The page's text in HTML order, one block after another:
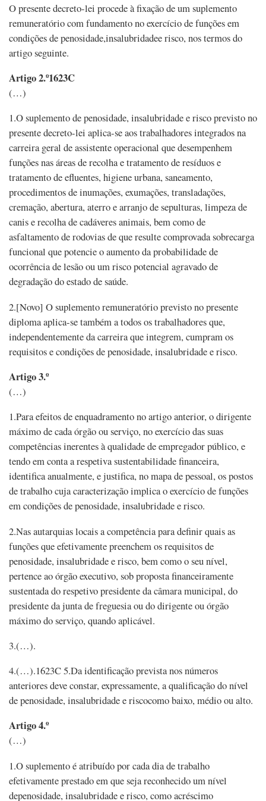
O presente decreto-lei procede à fixação de um suplemento
remuneratório com fundamento no exercício de funções em
condições de penosidade,insalubridadee risco, nos termos do
artigo seguinte.
Artigo 2.º1623C
(…)
1.O suplemento de penosidade, insalubridade e risco previsto no
presente decreto-lei aplica-se aos trabalhadores integrados na
carreira geral de assistente operacional que desempenhem
funções nas áreas de recolha e tratamento de resíduos e
tratamento de efluentes, higiene urbana, saneamento,
procedimentos de inumações, exumações, transladações,
cremação, abertura, aterro e arranjo de sepulturas, limpeza de
canis e recolha de cadáveres animais, bem como de
asfaltamento de rodovias de que resulte comprovada sobrecarga
funcional que potencie o aumento da probabilidade de
ocorrência de lesão ou um risco potencial agravado de
degradação do estado de saúde.
2.[Novo] O suplemento remuneratório previsto no presente
diploma aplica-se também a todos os trabalhadores que,
independentemente da carreira que integrem, cumpram os
requisitos e condições de penosidade, insalubridade e risco.
Artigo 3.º
(…)
1.Para efeitos de enquadramento no artigo anterior, o dirigente
máximo de cada órgão ou serviço, no exercício das suas
competências inerentes à qualidade de empregador público, e
tendo em conta a respetiva sustentabilidade financeira,
identifica anualmente, e justifica, no mapa de pessoal, os postos
de trabalho cuja caracterização implica o exercício de funções
em condições de penosidade, insalubridade e risco.
2.Nas autarquias locais a competência para definir quais as
funções que efetivamente preenchem os requisitos de
penosidade, insalubridade e risco, bem como o seu nível,
pertence ao órgão executivo, sob proposta financeiramente
sustentada do respetivo presidente da câmara municipal, do
presidente da junta de freguesia ou do dirigente ou órgão
máximo do serviço, quando aplicável.
3.(…).
4.(…).1623C 5.Da identificação prevista nos números
anteriores deve constar, expressamente, a qualificação do nível
de penosidade, insalubridade e riscocomo baixo, médio ou alto.
Artigo 4.º
(…)
1.O suplemento é atribuído por cada dia de trabalho
efetivamente prestado em que seja reconhecido um nível
depenosidade, insalubridade e risco, como acréscimo